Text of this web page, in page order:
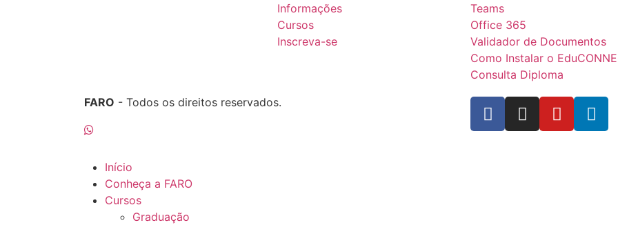
Informações
Cursos
Inscreva-se
Teams
Office 365
Validador de Documentos
Como Instalar o
Consulta Diploma
FARO - Todos os direitos reservados.
Início
Conheça a FARO
Cursos
Graduação